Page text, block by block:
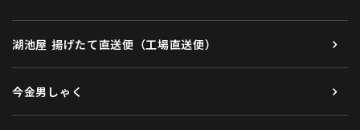
湖池屋 揚げたて直送便（工場直送便）
今金男しゃく